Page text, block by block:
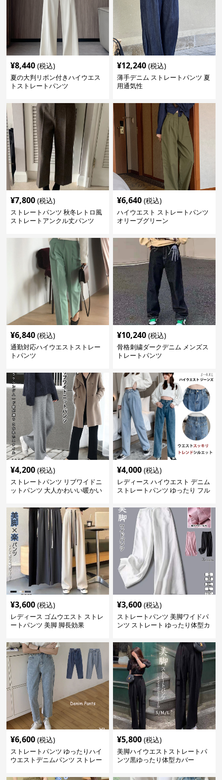
¥8,440 (税込)
夏の大判リボン付きハイウエス
トストレートパンツ
¥12,240 (税込)
薄手デニム ストレートパンツ 夏
用通気性
¥7,800 (税込)
ストレートパンツ 秋冬レトロ風
ストレートアンクル丈パンツ
¥6,640 (税込)
ハイウエスト ストレートパンツ
オリーブグリーン
¥6,840 (税込)
通勤対応ハイウエストストレー
トパンツ
¥10,240 (税込)
骨格刺繍ダークデニム メンズス
トレートパンツ
¥4,200 (税込)
ストレートパンツ リブワイドニ
ットパンツ 大人かわいい暖かい
¥4,000 (税込)
レディース ハイウエスト デニム
ストレートパンツ ゆったり フル
¥3,600 (税込)
レディース ゴムウエスト ストレ
ートパンツ 美脚 脚長効果
¥3,600 (税込)
ストレートパンツ 美脚ワイドパ
ンツ ストレート ゆったり体型カ
¥6,600 (税込)
ストレートパンツ ゆったりハイ
ウエストデニムパンツ ストレー
¥5,800 (税込)
美脚ハイウエストストレートパ
ンツ黒ゆったり体型カバー